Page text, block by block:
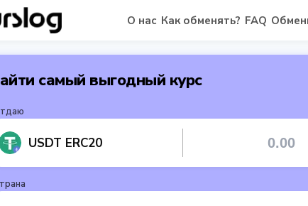
О нас Как обменять? FAQ
самый выгодный курс
USDT ERC20